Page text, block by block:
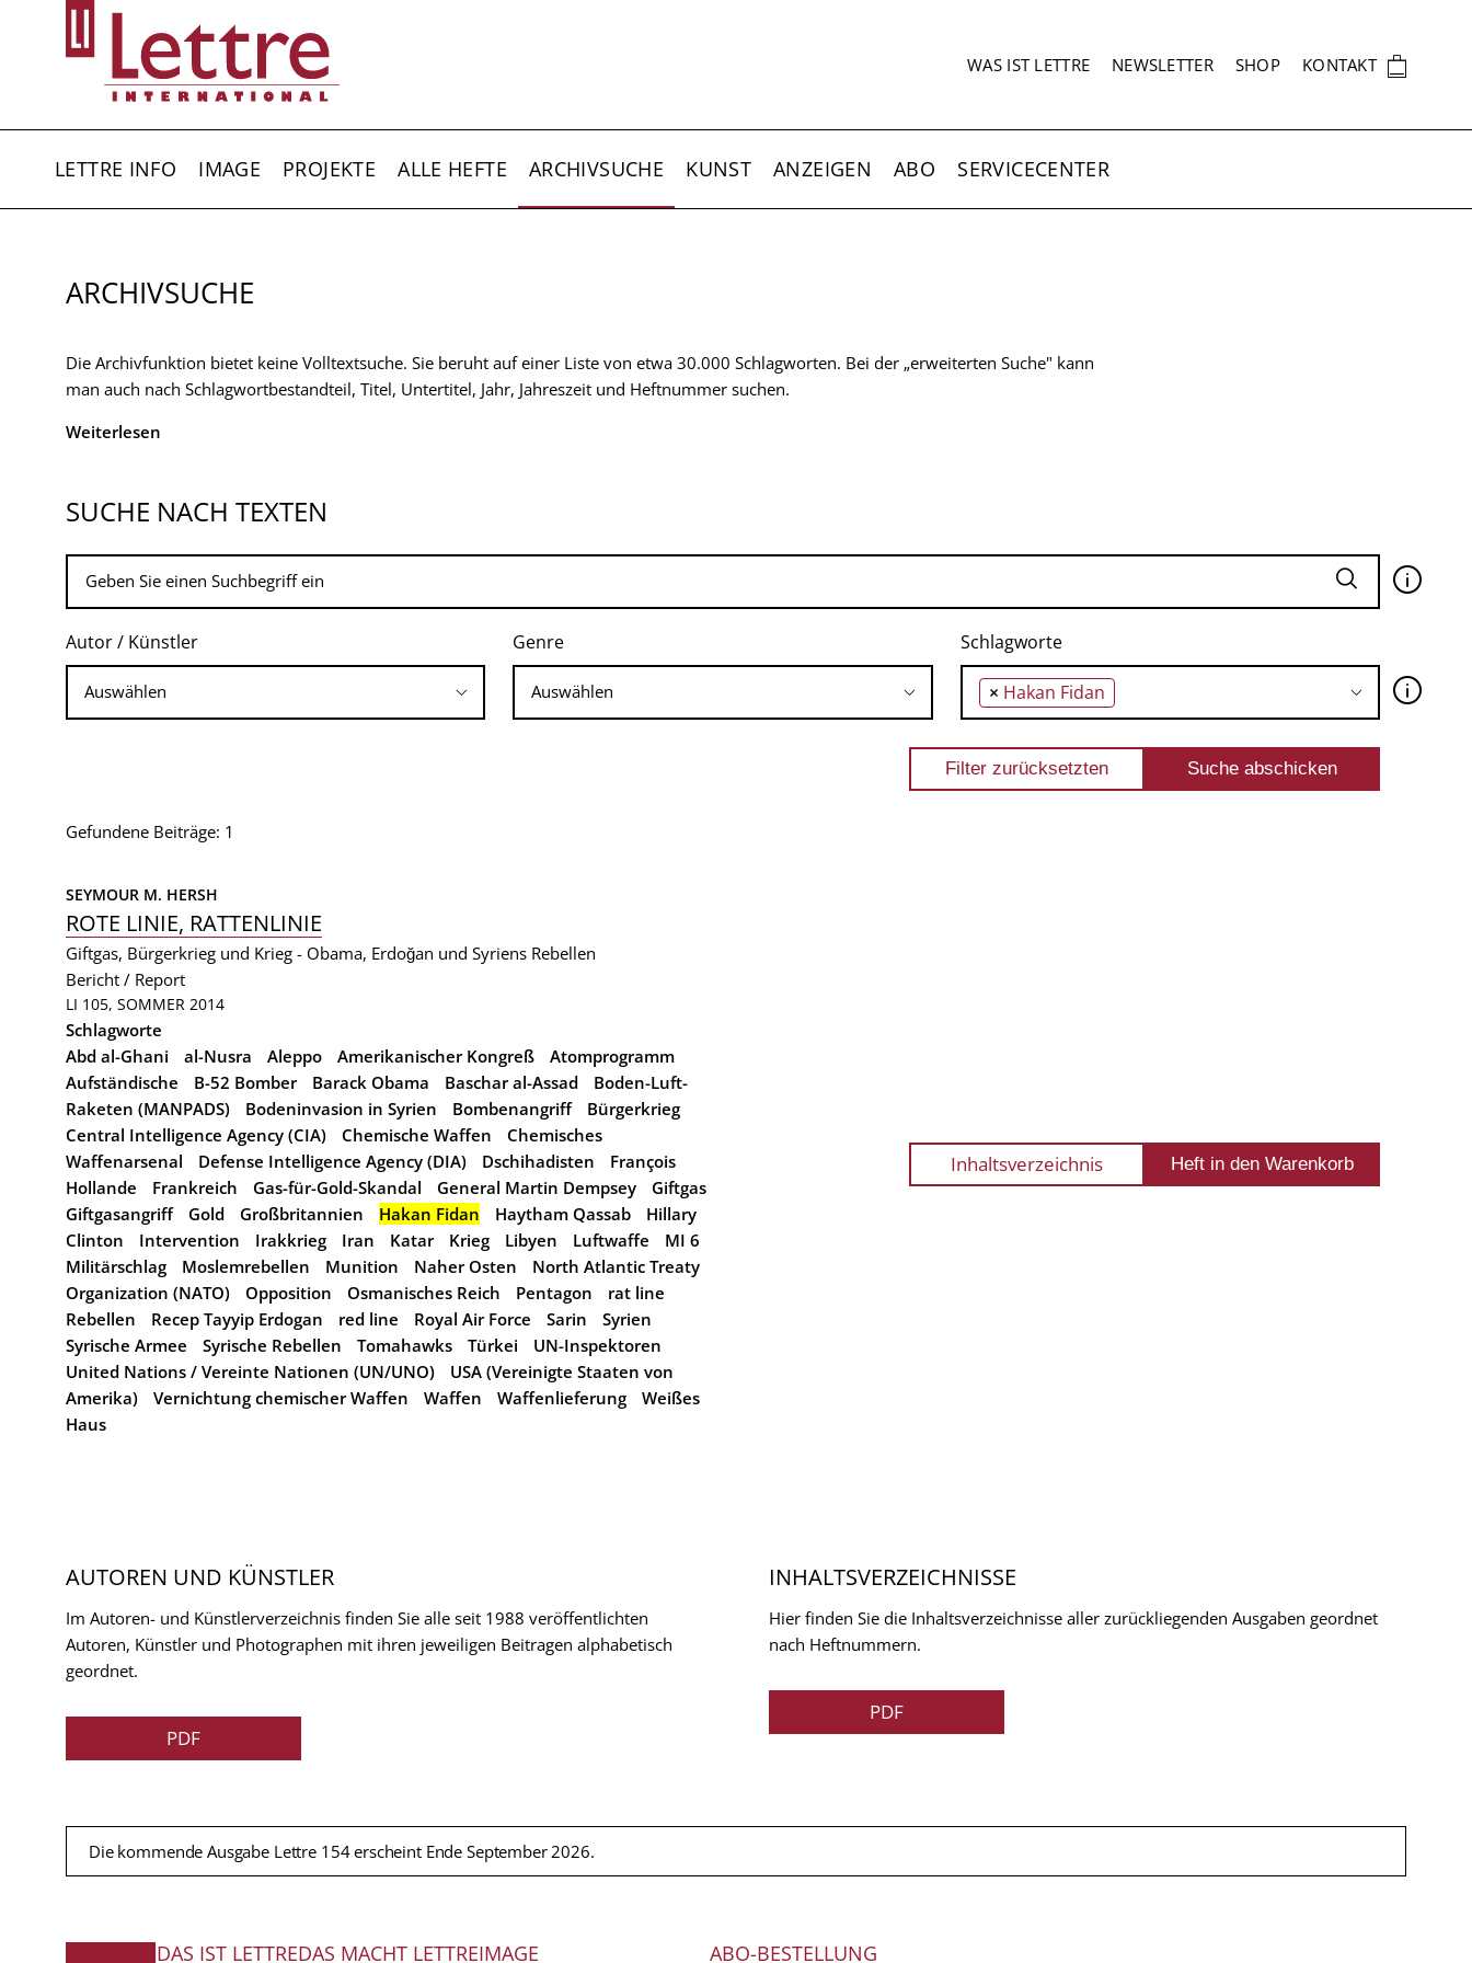
SEKUNDÄRNAVIGATION
WAS IST LETTRE NEWSLETTER SHOP KONTAKT 🛍
LETTRE INFO IMAGE PROJEKTE ALLE HEFTE ARCHIVSUCHE KUNST ANZEIGEN ABO SERVICECENTER
ARCHIVSUCHE
Die Archivfunktion bietet keine Volltextsuche. Sie beruht auf einer Liste von etwa 30.000 Schlagworten. Bei der „erweiterten Suche" kann
man auch nach Schlagwortbestandteil, Titel, Untertitel, Jahr, Jahreszeit und Heftnummer suchen.
Weiterlesen
SUCHE NACH TEXTEN
🛈
Autor / Künstler Genre Schlagworte
× Hakan Fidan 🛈
Gefundene Beiträge: 1
SEYMOUR M. HERSH
ROTE LINIE, RATTENLINIE
Giftgas, Bürgerkrieg und Krieg - Obama, Erdoğan und Syriens Rebellen
Bericht / Report
LI 105, SOMMER 2014
Schlagworte
Abd al-Ghani
al-Nusra Aleppo Amerikanischer Kongreß
Atomprogramm
Aufständische
B-52 Bomber Barack Obama Baschar al-Assad
Boden-Luft-
Raketen (MANPADS)
Bodeninvasion in Syrien Bombenangriff
Bürgerkrieg
Central Intelligence Agency (CIA)
Chemische Waffen
Chemisches
Waffenarsenal
Defense Intelligence Agency (DIA) Dschihadisten
François
Hollande
Frankreich Gas-für-Gold-Skandal General Martin Dempsey
Giftgas
Giftgasangriff
Gold Großbritannien Hakan Fidan Haytham Qassab
Hillary
Clinton
Intervention Irakkrieg Iran Katar Krieg Libyen Luftwaffe
MI 6
Militärschlag
Moslemrebellen Munition Naher Osten
North Atlantic Treaty
Organization (NATO)
Opposition Osmanisches Reich Pentagon
rat line
Rebellen
Recep Tayyip Erdogan red line Royal Air Force Sarin
Syrien
Syrische Armee
Syrische Rebellen Tomahawks Türkei
UN-Inspektoren
United Nations / Vereinte Nationen (UN/UNO)
USA (Vereinigte Staaten von
Amerika)
Vernichtung chemischer Waffen Waffen Waffenlieferung
Weißes
Haus
Inhaltsverzeichnis
AUTOREN UND KÜNSTLER
Im Autoren- und Künstlerverzeichnis finden Sie alle seit 1988 veröffentlichten
Autoren, Künstler und Photographen mit ihren jeweiligen Beitragen alphabetisch
geordnet.
PDF
INHALTSVERZEICHNISSE
Hier finden Sie die Inhaltsverzeichnisse aller zurückliegenden Ausgaben geordnet
nach Heftnummern.
PDF
Die kommende Ausgabe Lettre 154 erscheint Ende September 2026.
DAS IST LETTREDAS MACHT LETTREIMAGE ABO-BESTELLUNG